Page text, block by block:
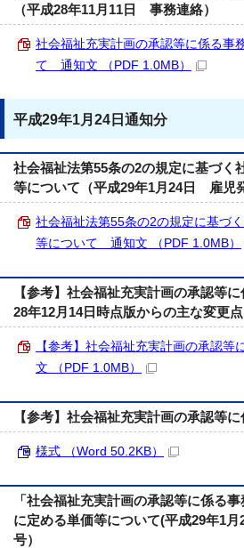
（平成28年11月11日 事務連絡）
社会福祉充実計画の承認等に係る事
て 通知文 （PDF 1.0MB）
平成29年1月24日通知分
社会福祉法第55条の2の規定に基づく
等について（平成29年1月24日 雇児
社会福祉法第55条の2の規定に基づ
等について 通知文 （PDF 1.0MB）
【参考】社会福祉充実計画の承認等
28年12月14日時点版からの主な変更点
【参考】社会福祉充実計画の承認
文 （PDF 1.0MB）
【参考】社会福祉充実計画の承認等
様式 （Word 50.2KB）
「社会福祉充実計画の承認等に係る
に定める単価等について(平成29年1
号）